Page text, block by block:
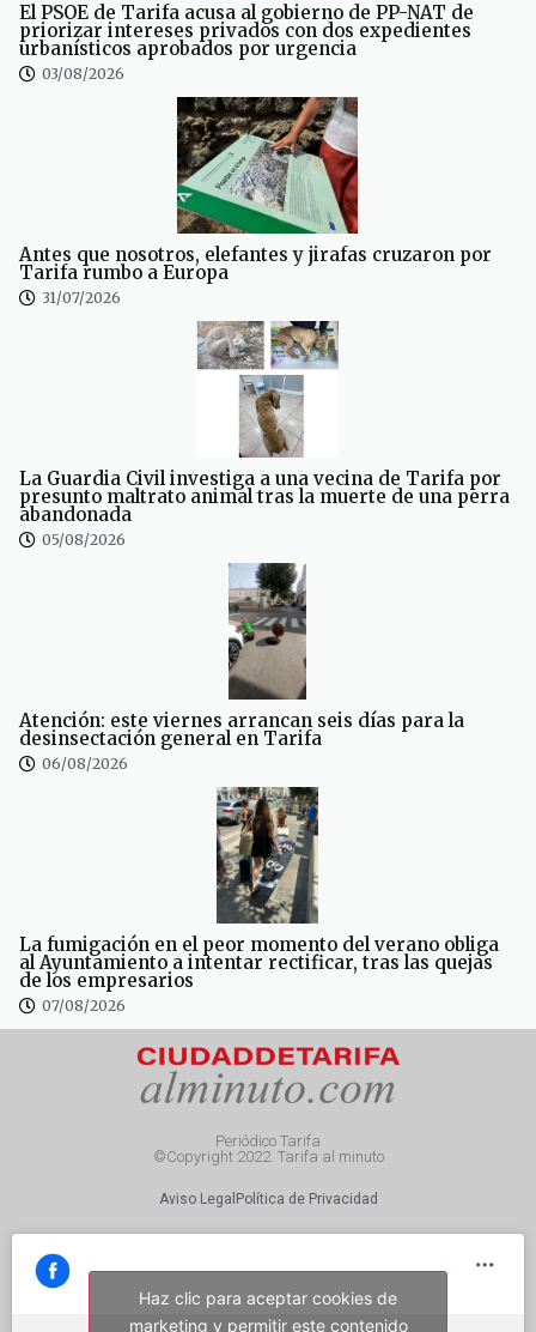
El PSOE de Tarifa acusa al gobierno de PP-NAT de
priorizar intereses privados con dos expedientes
urbanísticos aprobados por urgencia
03/08/2026
Antes que nosotros, elefantes y jirafas cruzaron por
Tarifa rumbo a Europa
31/07/2026
La Guardia Civil investiga a una vecina de Tarifa por
presunto maltrato animal tras la muerte de una perra
abandonada
05/08/2026
Atención: este viernes arrancan seis días para la
desinsectación general en Tarifa
06/08/2026
La fumigación en el peor momento del verano obliga
al Ayuntamiento a intentar rectificar, tras las quejas
de los empresarios
07/08/2026
Periódico Tarifa
©Copyright 2022. Tarifa al minuto
Aviso Legal Política de Privacidad
Haz clic para aceptar cookies de
marketing y permitir este contenido